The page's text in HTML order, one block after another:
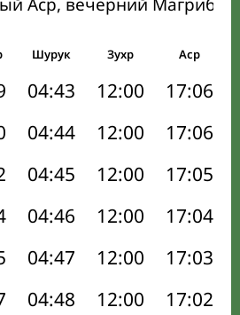
Шурук Зухр Аср
04:43 12:00 17:06
04:44 12:00 17:06
04:45 12:00 17:05
04:46 12:00 17:04
04:47 12:00 17:03
04:48 12:00 17:02